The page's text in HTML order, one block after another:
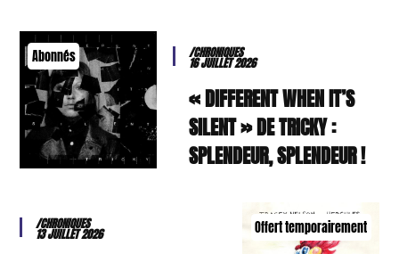
Abonnés /CHRONIQUES
16 JUILLET 2026
« DIFFERENT WHEN IT’S
SILENT » DE TRICKY :
SPLENDEUR, SPLENDEUR !
Offert temporairement
/CHRONIQUES
13 JUILLET 2026